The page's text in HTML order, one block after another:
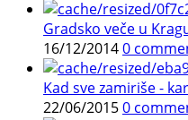
Gradsko veče u
16/12/20140
Kad sve zamiriše -
22/06/20150